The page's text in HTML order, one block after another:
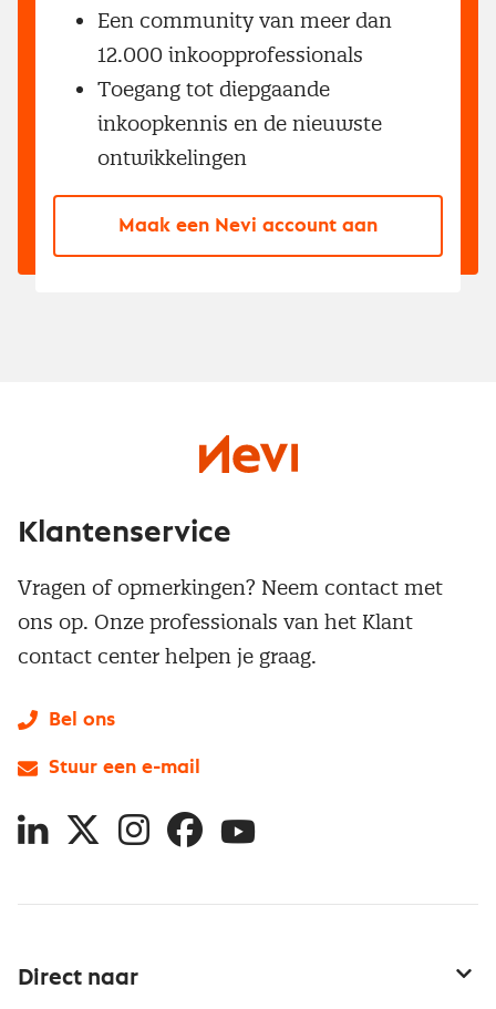
Een community van meer dan
12.000 inkoopprofessionals
Toegang tot diepgaande
inkoopkennis en de nieuwste
ontwikkelingen
Maak een Nevi account aan
Direct naar
Klantenservice
Vragen of opmerkingen? Neem contact met
ons op. Onze professionals van het Klant
contact center helpen je graag.
Bel ons
Stuur een e-mail
LinkedIn
X InstagramFacebookYouTube